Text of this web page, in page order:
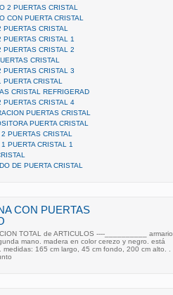
2 PUERTAS CRISTAL
CON PUERTA CRISTAL
CRISTAL
CRISTAL 1
CRISTAL 2
CRISTAL
CRISTAL 3
CRISTAL
CRISTAL REFRIGERAD
PUERTAS CRISTAL 4
PUERTAS CRISTAL
PUERTA CRISTAL
PUERTAS CRISTAL
PUERTA CRISTAL 1
DE PUERTA CRISTAL
CON PUERTAS
TOTAL de ARTICULOS ----__________ armario
mano. madera en color cerezo y negro. está
medidas: 165 cm largo, 45 cm fondo, 200 cm alto. .